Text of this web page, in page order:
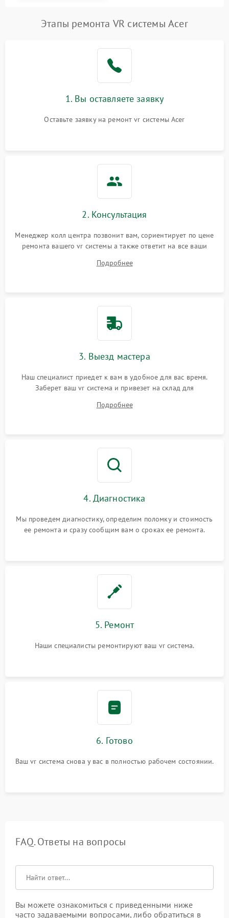
Этапы ремонта VR системы Acer
1. Вы оставляете заявку
Оставьте заявку на ремонт vr системы Acer
2. Консультация
Менеджер колл центра позвонит вам, сориентирует по цене
ремонта вашего vr системы а также ответит на все ваши
Подробнее
3. Выезд мастера
Наш специалист приедет к вам в удобное для вас время.
Заберет ваш vr система и привезет на склад для
Подробнее
4. Диагностика
Мы проведем диагностику, определим поломку и стоимость
ее ремонта и сразу сообщим вам о сроках ее ремонта.
5. Ремонт
Наши специалисты ремонтируют ваш vr система.
6. Готово
Ваш vr система снова у вас в полностью рабочем состоянии.
FAQ. Ответы на вопросы
Вы можете ознакомиться с приведенными ниже
часто задаваемыми вопросами, либо обратиться в